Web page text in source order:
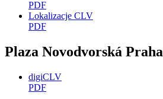
PDF
Lokalizacje CLV
PDF
Plaza Novodvorská Praha
digiCLV
PDF